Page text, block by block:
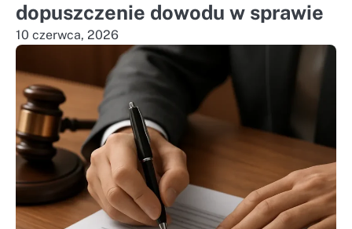
dopuszczenie dowodu w sprawie
10 czerwca, 2026